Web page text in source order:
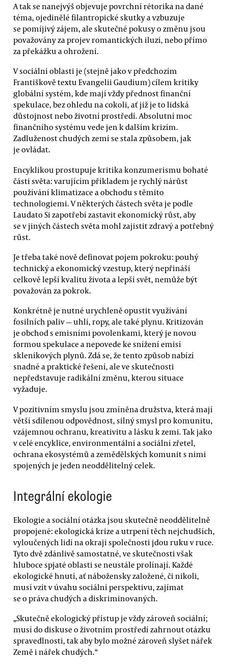
A tak se nanejvýš objevuje povrchní rétorika na dané
téma, ojedinělé filantropické skutky a vzbuzuje
se pomíjivý zájem, ale skutečné pokusy o změnu jsou
považovány za projev romantických iluzí, nebo přímo
za překážku a ohrožení.
V sociální oblasti je (stejně jako v předchozím
Františkově textu Evangelii Gaudium) cílem kritiky
globální systém, kde mají vždy přednost finanční
spekulace, bez ohledu na cokoli, ať již je to lidská
důstojnost nebo životní prostředí. Absolutní moc
finančního systému vede jen k dalším krizím.
Zadluženost chudých zemí se stala způsobem, jak
je ovládat.
Encyklikou prostupuje kritika konzumerismu bohaté
části světa: varujícím příkladem je rychlý nárůst
používání klimatizace a obchodu s těmito
technologiemi. V některých částech světa je podle
Laudato Si zapotřebí zastavit ekonomický růst, aby
se v jiných částech světa mohl zajistit zdravý a potřebný
růst.
Je třeba také nově definovat pojem pokroku: pouhý
technický a ekonomický vzestup, který nepřináší
celkově lepší kvalitu života a lepší svět, nemůže být
považován za pokrok.
Konkrétně je nutné urychleně opustit využívání
fosilních paliv — uhlí, ropy, ale také plynu. Kritizován
je obchod s emisními povolenkami, který je novou
formou spekulace a nepovede ke snížení emisí
skleníkových plynů. Zdá se, že tento způsob nabízí
snadné a praktické řešení, ale ve skutečnosti
nepředstavuje radikální změnu, kterou situace
vyžaduje.
V pozitivním smyslu jsou zmíněna družstva, která mají
větší sdílenou odpovědnost, silný smysl pro komunitu,
vzájemnou ochranu, kreativitu a lásku k zemi. Tak jako
v celé encyklice, environmentální a sociální zřetel,
ochrana ekosystémů a zemědělských komunit s nimi
spojených je jeden neoddělitelný celek.
Integrální ekologie
Ekologie a sociální otázka jsou skutečně neoddělitelně
propojené: ekologická krize a utrpení těch nejchudších,
vyloučených lidí na okraji společnosti jdou ruku v ruce.
Tyto dvě zdánlivě samostatné, ve skutečnosti však
hluboce spjaté oblasti se neustále prolínají. Každé
ekologické hnutí, ať nábožensky založené, či nikoli,
musí vzít v úvahu sociální perspektivu, zajímat
se o práva chudých a diskriminovaných.
„Skutečně ekologický přístup je vždy zároveň sociální;
musí do diskuse o životním prostředí zahrnout otázku
spravedlnosti, tak aby bylo možné zároveň slyšet nářek
Země i nářek chudých.“